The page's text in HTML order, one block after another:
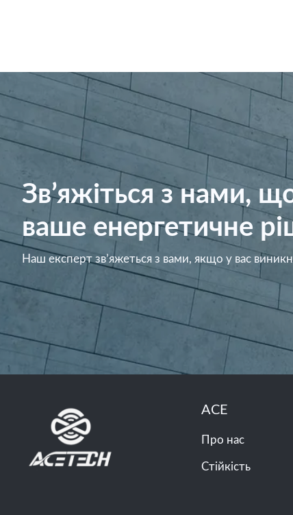
Зв’яжіться з нами,
ваше енергетичне
Наш експерт зв’яжеться з вами, якщо у вас
ACE
Про нас
Стійкість